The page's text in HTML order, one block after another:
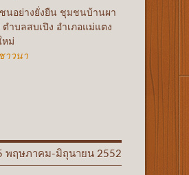
นอย่างยั่งยืน ชุมชนบ้านผา
ำบลสบเปิง อำเภอแม่แตง
หม่
าวนา
พฤษภาคม-มิถุนายน 2552